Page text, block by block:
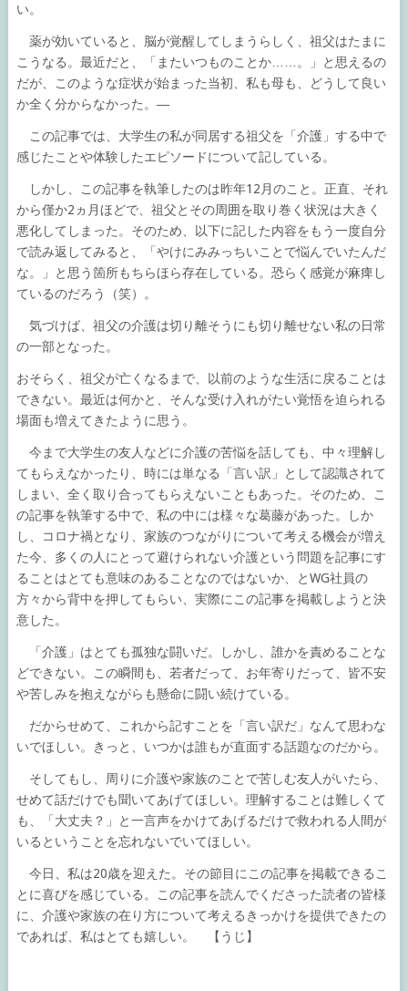
い。
薬が効いていると、脳が覚醒してしまうらしく、祖父はたまに
こうなる。最近だと、「またいつものことか……。」と思えるの
だが、このような症状が始まった当初、私も母も、どうして良い
か全く分からなかった。―
この記事では、大学生の私が同居する祖父を「介護」する中で
感じたことや体験したエピソードについて記している。
しかし、この記事を執筆したのは昨年12月のこと。正直、それ
から僅か2ヵ月ほどで、祖父とその周囲を取り巻く状況は大きく
悪化してしまった。そのため、以下に記した内容をもう一度自分
で読み返してみると、「やけにみみっちいことで悩んでいたんだ
な。」と思う箇所もちらほら存在している。恐らく感覚が麻痺し
ているのだろう（笑）。
気づけば、祖父の介護は切り離そうにも切り離せない私の日常
の一部となった。
おそらく、祖父が亡くなるまで、以前のような生活に戻ることは
できない。最近は何かと、そんな受け入れがたい覚悟を迫られる
場面も増えてきたように思う。
今まで大学生の友人などに介護の苦悩を話しても、中々理解し
てもらえなかったり、時には単なる「言い訳」として認識されて
しまい、全く取り合ってもらえないこともあった。そのため、こ
の記事を執筆する中で、私の中には様々な葛藤があった。しか
し、コロナ禍となり、家族のつながりについて考える機会が増え
た今、多くの人にとって避けられない介護という問題を記事にす
ることはとても意味のあることなのではないか、とWG社員の
方々から背中を押してもらい、実際にこの記事を掲載しようと決
意した。
「介護」はとても孤独な闘いだ。しかし、誰かを責めることな
どできない。この瞬間も、若者だって、お年寄りだって、皆不安
や苦しみを抱えながらも懸命に闘い続けている。
だからせめて、これから記すことを「言い訳だ」なんて思わな
いでほしい。きっと、いつかは誰もが直面する話題なのだから。
そしてもし、周りに介護や家族のことで苦しむ友人がいたら、
せめて話だけでも聞いてあげてほしい。理解することは難しくて
も、「大丈夫？」と一言声をかけてあげるだけで救われる人間が
いるということを忘れないでいてほしい。
今日、私は20歳を迎えた。その節目にこの記事を掲載できるこ
とに喜びを感じている。この記事を読んでくださった読者の皆様
に、介護や家族の在り方について考えるきっかけを提供できたの
であれば、私はとても嬉しい。 【うじ】